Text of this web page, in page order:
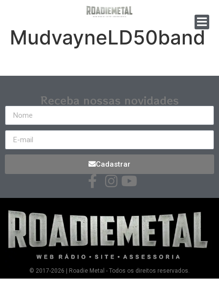
MudvayneLD50band
Receba nossas novidades
Cadastrar
© 2017-2026 | Roadie Metal - Todos os direitos reservados.